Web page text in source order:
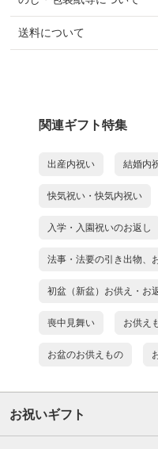
送料について
関連ギフト特集
出産内祝い 結婚内
快気祝い・快気内祝い
入学・入園祝いのお返し
法事・法要の引き出物、
初盆（新盆）お供え・お
喪中見舞い お供え
お盆のお供えもの
お祝いギフト